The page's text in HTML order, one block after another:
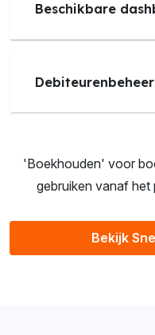
Beschikbare
Debiteurenbeheer
'Boekhouden' voor
gebruiken vanaf
Bekijk